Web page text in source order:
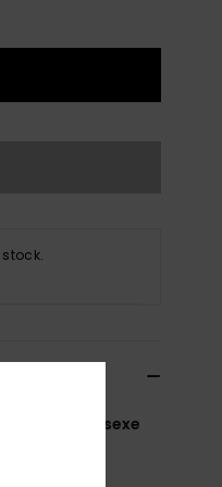
Marron Unisexe